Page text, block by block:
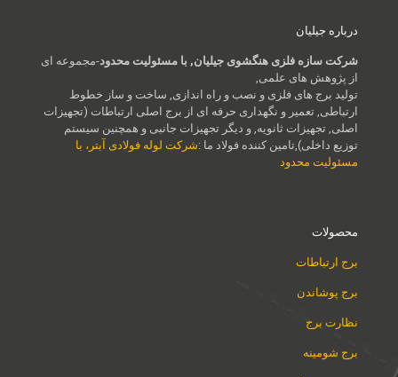
درباره جیلیان
شرکت سازه فلزی هنگشوی جیلیان, با مسئولیت محدود-مجموعه ای
از پژوهش های علمی,
تولید برج های فلزی و نصب و راه اندازی, ساخت و ساز خطوط
ارتباطی, تعمیر و نگهداری حرفه ای از برج اصلی ارتباطات (تجهیزات
اصلی, تجهیزات ثانویه, و دیگر تجهیزات جانبی و همچنین سیستم
توزیع داخلی),تامین کننده فولاد ما :شرکت لوله فولادی آبتر، با
مسئولیت محدود
محصولات
برج ارتباطات
برج پوشاندن
نظارت برج
برج شومینه